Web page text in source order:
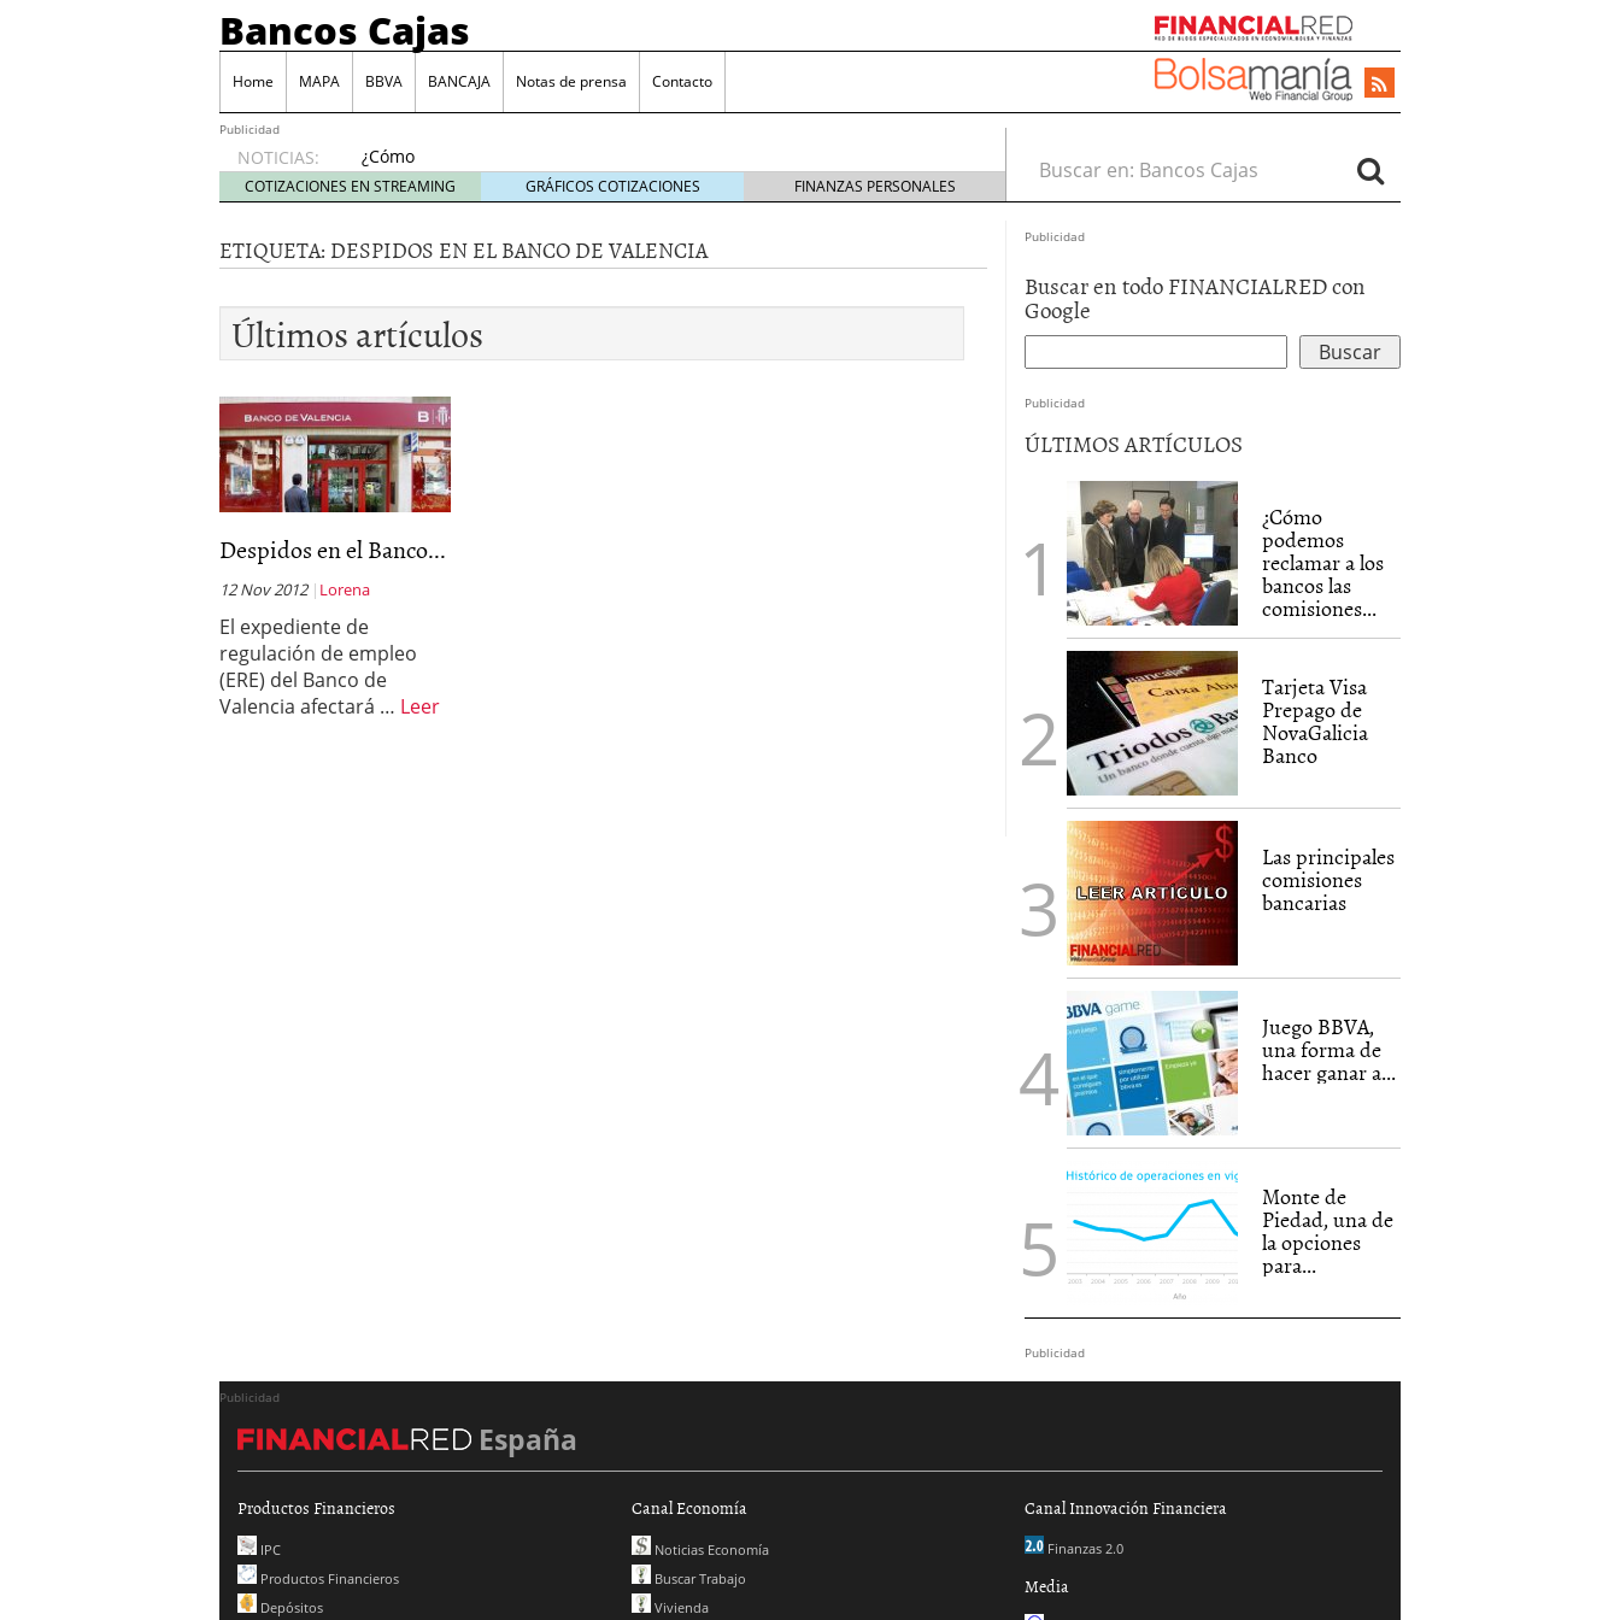
Bancos Cajas
Home MAPA BBVA BANCAJA Notas de prensa Contacto
Publicidad
NOTICIAS:
¿Cómo
podemos
reclamar
bancos
las
comisiones
por
descubierto?
2014
Tarjeta Visa Prepago de NovaGalicia Banco
Las principales comisiones bancarias
Juego BBVA, una forma de hacer ganar a los clientes
Monte de Piedad, una de la opciones para conseguir efectivo
COTIZACIONES EN STREAMING GRÁFICOS COTIZACIONES FINANZAS PERSONALES
Buscar en:
ETIQUETA: DESPIDOS EN EL BANCO DE VALENCIA
Últimos artículos
Despidos en el Banco...
12 Nov 2012 Lorena
El expediente de
regulación de empleo
(ERE) del Banco de
Valencia afectará … Leer
Publicidad
Buscar en todo FINANCIALRED con
Google
Publicidad
ÚLTIMOS ARTÍCULOS
¿Cómo
podemos
reclamar a los
bancos las
comisiones...
Tarjeta Visa
Prepago de
NovaGalicia
Banco
Las principales
comisiones
bancarias
Juego BBVA,
una forma de
hacer ganar a...
Monte de
Piedad, una de
la opciones
para...
Publicidad
Publicidad
España
Productos Financieros
IPC
Productos Financieros
Depósitos
Canal Economía
Noticias Economía
Buscar Trabajo
Vivienda
Canal Innovación Financiera
Finanzas 2.0
Media